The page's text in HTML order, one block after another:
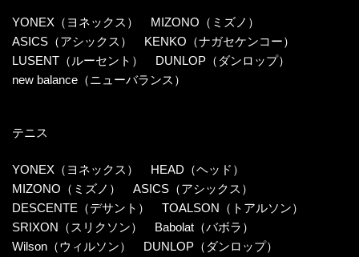
YONEX（ヨネックス）
MIZONO（ミズノ）
ASICS（アシックス）
KENKO（ナガセケンコー）
LUSENT（ルーセント）
DUNLOP（ダンロップ）
new balance（ニューバランス）
テニス
YONEX（ヨネックス）
HEAD（ヘッド）
MIZONO（ミズノ）
ASICS（アシックス）
DESCENTE（デサント）
TOALSON（トアルソン）
SRIXON（スリクソン）
Babolat（バボラ）
Wilson（ウィルソン）
DUNLOP（ダンロップ）